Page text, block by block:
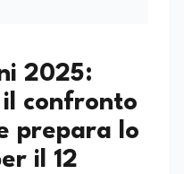
2025:
confronto
prepara lo
il 12